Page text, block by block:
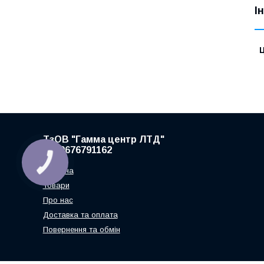
ТзОВ "Гамма центр ЛТД"
+380676791162
Головна
Товари
Про нас
Доставка та оплата
Повернення та обмін